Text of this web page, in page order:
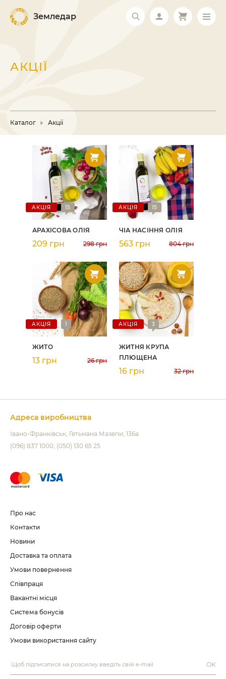
Земледар
АКЦІЇ
Каталог Акції
АКЦІЯ 15
АРАХІСОВА ОЛІЯ
209 грн 298 грн
АКЦІЯ 15
ЧІА НАСІННЯ ОЛІЯ
563 грн 804 грн
АКЦІЯ 1
ЖИТО
13 грн 26 грн
АКЦІЯ 3
ЖИТНЯ КРУПА
ПЛЮЩЕНА
16 грн 32 грн
Адреса виробництва
Івано-Франківськ Гетьмана Мазепи, 136а
(096) 837 1000 (050) 130 65 25
Про нас
Контакти
Новини
Доставка та оплата
Умови повернення
Співпраця
Вакантні місця
Система бонусів
Договір оферти
Умови використання сайту
OK